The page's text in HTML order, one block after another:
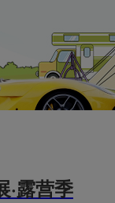
·露营季